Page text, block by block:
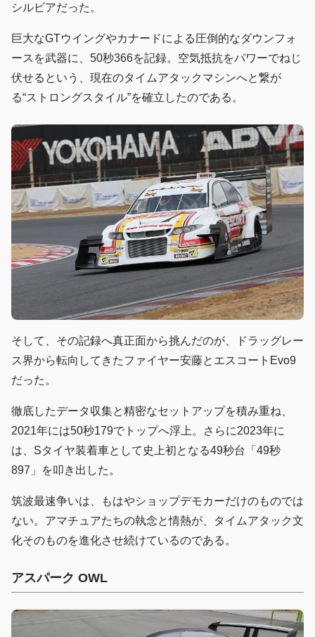
シルビアだった。
巨大なGTウイングやカナードによる圧倒的なダウンフォ
ースを武器に、50秒366を記録。空気抵抗をパワーでねじ
伏せるという、現在のタイムアタックマシンへと繋が
る“ストロングスタイル”を確立したのである。
そして、その記録へ真正面から挑んだのが、ドラッグレー
ス界から転向してきたファイヤー安藤とエスコートEvo9
だった。
徹底したデータ収集と精密なセットアップを積み重ね、
2021年には50秒179でトップへ浮上。さらに2023年に
は、Sタイヤ装着車として史上初となる49秒台「49秒
897」を叩き出した。
筑波最速争いは、もはやショップデモカーだけのものでは
ない。アマチュアたちの執念と情熱が、タイムアタック文
化そのものを進化させ続けているのである。
アスパーク OWL